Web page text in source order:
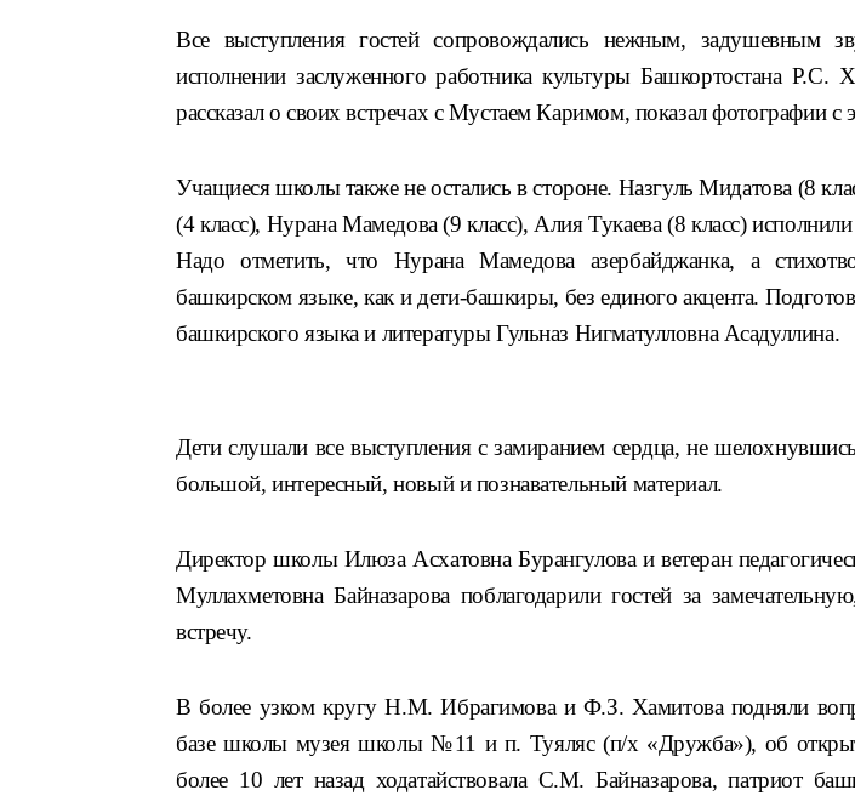
Все выступления гостей сопровождались нежным, задушевным
исполнении заслуженного работника культуры Башкортостана Р.С.
рассказал о своих встречах с Мустаем Каримом, показал фотографии с
Учащиеся школы также не остались в стороне. Назгуль Мидатова (8
(4 класс), Нурана Мамедова (9 класс), Алия Тукаева (8 класс)
Надо отметить, что Нурана Мамедова азербайджанка, а
башкирском языке, как и дети-башкиры, без единого акцента.
башкирского языка и литературы Гульназ Нигматулловна Асадуллина.
Дети слушали все выступления с замиранием сердца, не
большой, интересный, новый и познавательный материал.
Директор школы Илюза Асхатовна Бурангулова и ветеран
Муллахметовна Байназарова поблагодарили гостей за
встречу.
В более узком кругуН.М. Ибрагимова и Ф.З. Хамитова подняли
базе школы музея школы №11 и п. Туяляс(п/х «Дружба»), об
более 10 лет назад ходатайствовала С.М. Байназарова, патриот